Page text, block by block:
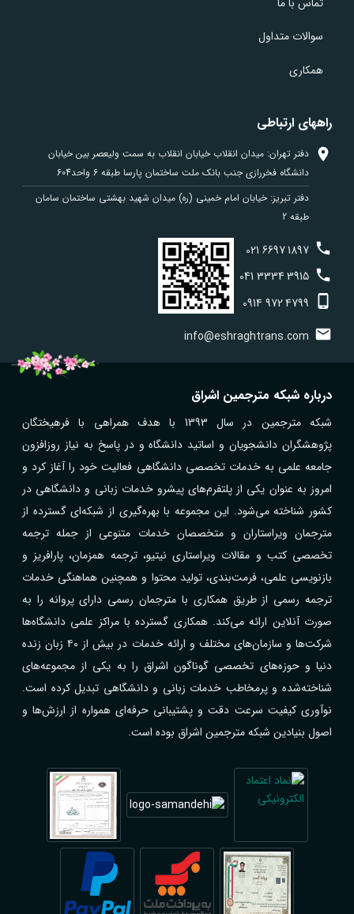
سوالات متداول
همکاری
راههای ارتباطی
دفتر تهران: میدان انقلاب خیابان انقلاب به سمت ولیعصر بین خیابان
دانشگاه فخررازی جنب بانک ملت ساختمان پارسا طبقه 6 واحد604
دفتر تبریز: خیابان امام خمینی (ره) میدان شهید بهشتی ساختمان سامان
طبقه 2
021 66971897
041 33343915
0914 9724799
info@eshraghtrans.com
درباره شبکه مترجمین اشراق
شبکه مترجمین در سال 1393 با هدف همراهی با فرهیختگان
پژوهشگران دانشجویان و اساتید دانشگاه و در پاسخ به نیاز روزافزون
جامعه علمی به خدمات تخصصی دانشگاهی فعالیت خود را آغاز کرد و
امروز به عنوان یکی از پلتفرم‌های پیشرو خدمات زبانی و دانشگاهی در
کشور شناخته می‌شود. این مجموعه با بهره‌گیری از شبکه‌ای گسترده از
مترجمان ویراستاران و متخصصان خدمات متنوعی از جمله ترجمه
تخصصی کتب و مقالات ویراستاری نیتیو، ترجمه همزمان، پارافریز و
بازنویسی علمی، فرمت‌بندی، تولید محتوا و همچنین هماهنگی خدمات
ترجمه رسمی از طریق همکاری با مترجمان رسمی دارای پروانه را به
صورت آنلاین ارائه می‌کند. همکاری گسترده با مراکز علمی دانشگاه‌ها
شرکت‌ها و سازمان‌های مختلف و ارائه خدمات در بیش از ۴۰ زبان زنده
دنیا و حوزه‌های تخصصی گوناگون اشراق را به یکی از مجموعه‌های
شناخته‌شده و پرمخاطب خدمات زبانی و دانشگاهی تبدیل کرده است.
نوآوری کیفیت سرعت دقت و پشتیبانی حرفه‌ای همواره از ارزش‌ها و
اصول بنیادین شبکه مترجمین اشراق بوده است.